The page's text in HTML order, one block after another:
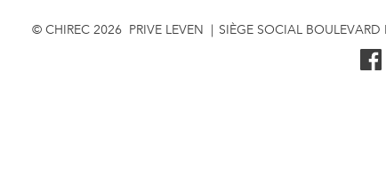
© CHIREC 2026 PRIVE LEVEN SIÈGE SOCIAL